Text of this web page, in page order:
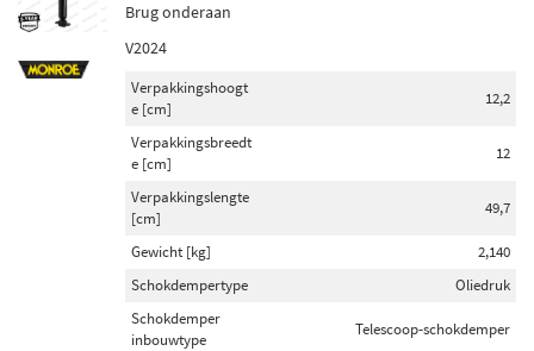
Brug onderaan
V2024
Verpakkingshoogt
e [cm]
12,2
Verpakkingsbreedt
e [cm]
12
Verpakkingslengte
[cm]
49,7
Gewicht [kg]
2,140
Schokdempertype
Oliedruk
Schokdemper
inbouwtype
Telescoop-schokdemper